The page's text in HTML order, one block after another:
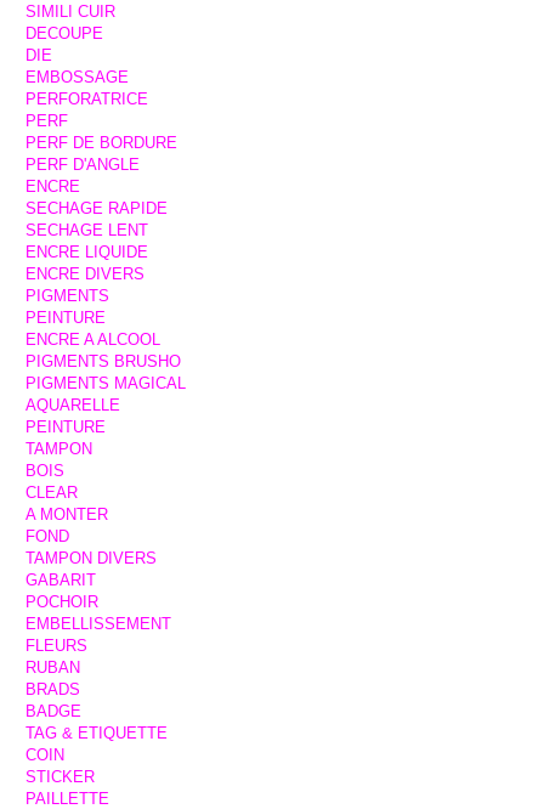
SIMILI CUIR
DECOUPE
DIE
EMBOSSAGE
PERFORATRICE
PERF
PERF DE BORDURE
PERF D'ANGLE
ENCRE
SECHAGE RAPIDE
SECHAGE LENT
ENCRE LIQUIDE
ENCRE DIVERS
PIGMENTS
PEINTURE
ENCRE A ALCOOL
PIGMENTS BRUSHO
PIGMENTS MAGICAL
AQUARELLE
PEINTURE
TAMPON
BOIS
CLEAR
A MONTER
FOND
TAMPON DIVERS
GABARIT
POCHOIR
EMBELLISSEMENT
FLEURS
RUBAN
BRADS
BADGE
TAG & ETIQUETTE
COIN
STICKER
PAILLETTE